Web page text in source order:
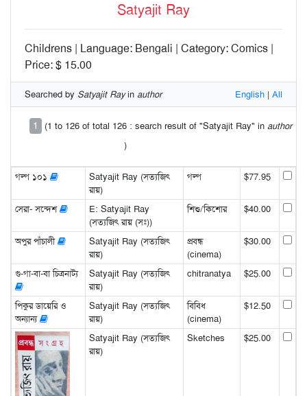
Satyajit Ray
Childrens | Language: Bengali | Category: Comics |
Price: $ 15.00
Searched by Satyajit Rayin author English | All
1 (1 to 126 of total 126 : search result of "Satyajit Ray" in author
)
গল্প ১০১
Satyajit Ray (সত্যজিৎ
রায়)
গল্প $77.95
সেরা- সন্দেশ
E: Satyajit Ray
(সত্যজিৎ রায় (সঃ))
শিশু/কিশোর $40.00
অপুর পাঁচালী
Satyajit Ray (সত্যজিৎ
রায়)
প্রবন্ধ
(cinema)
$30.00
গু-গা-বা-বা চিত্রনাট্য
Satyajit Ray (সত্যজিৎ
রায়)
chitranatya $25.00
পিকুর ডায়েরি ও
অন্যান্য
Satyajit Ray (সত্যজিৎ
রায়)
বিবিধ
(cinema)
$12.50
Satyajit Ray (সত্যজিৎ
রায়)
Sketches $25.00